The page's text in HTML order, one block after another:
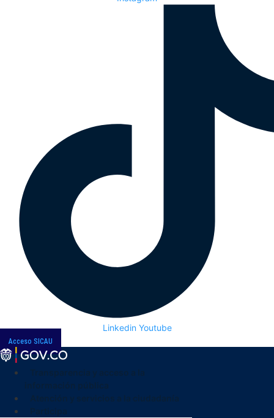
Linkedin Youtube
Acceso SICAU